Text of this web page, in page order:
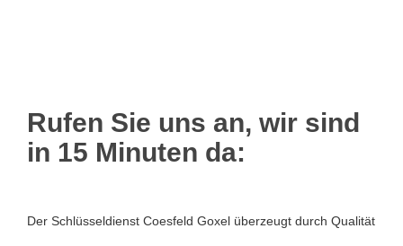
Rufen Sie uns an, wir sind
in 15 Minuten da:
Der Schlüsseldienst Coesfeld Goxel überzeugt durch Qualität